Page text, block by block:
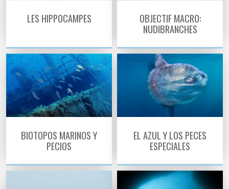
LES HIPPOCAMPES OBJECTIF MACRO:
NUDIBRANCHES
BIOTOPOS MARINOS Y
PECIOS
EL AZUL Y LOS PECES
ESPECIALES